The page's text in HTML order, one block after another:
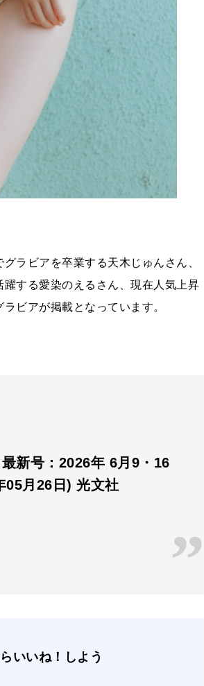
ラビアを卒業する天木じゅんさん、
する愛染のえるさん、現在人気上昇
ビアが掲載となっています。
新号：2026年 6月9・16
05月26日) 光文社
いいね！しよう